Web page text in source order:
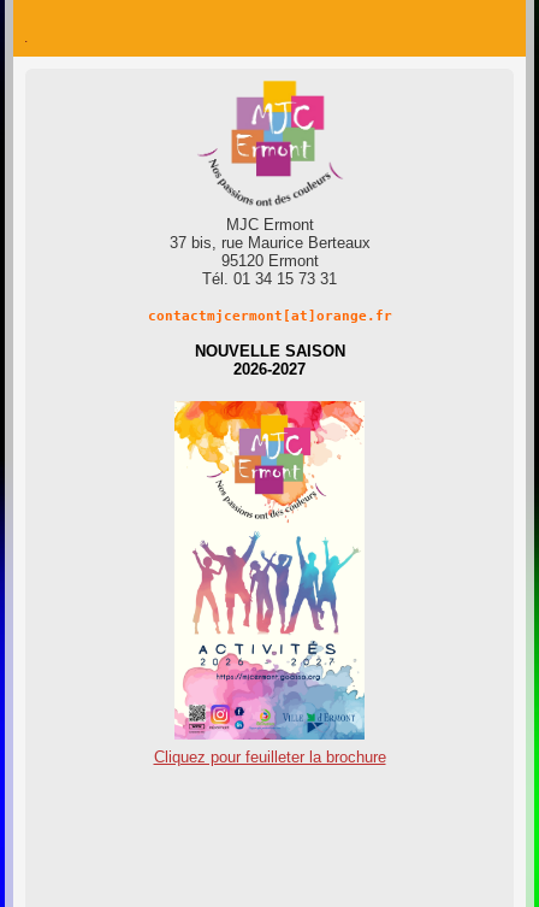
MJC Ermont
37 bis, rue Maurice Berteaux
95120 Ermont
Tél. 01 34 15 73 31
contactmjcermont[at]orange.fr
NOUVELLE SAISON
2026-2027
Cliquez pour feuilleter la brochure